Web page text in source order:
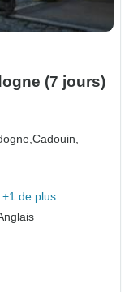
(7 jours)
Cadouin,
+1 de plus